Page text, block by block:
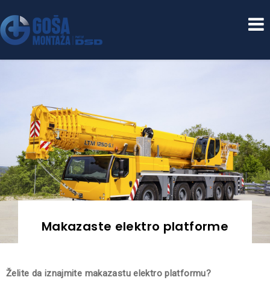
GOŠA Mehanizacija
Makazaste elektro platforme
Želite da iznajmite makazastu elektro platformu?